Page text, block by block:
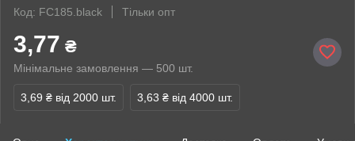
Код: FC185.black
Тільки опт
3,77 ₴
Мінімальне замовлення — 500 шт.
3,69 ₴ від 2000 шт. 3,63 ₴ від 4000 шт.